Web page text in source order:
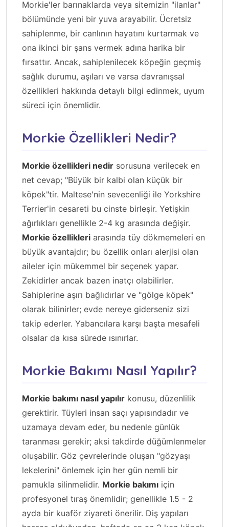
Morkie'ler barınaklarda veya sitemizin "ilanlar"
bölümünde yeni bir yuva arayabilir. Ücretsiz
sahiplenme, bir canlının hayatını kurtarmak ve
ona ikinci bir şans vermek adına harika bir
fırsattır. Ancak, sahiplenilecek köpeğin geçmiş
sağlık durumu, aşıları ve varsa davranışsal
özellikleri hakkında detaylı bilgi edinmek, uyum
süreci için önemlidir.
Morkie Özellikleri Nedir?
Morkie özellikleri nedir sorusuna verilecek en
net cevap; "Büyük bir kalbi olan küçük bir
köpek"tir. Maltese'nin sevecenliği ile Yorkshire
Terrier'in cesareti bu cinste birleşir. Yetişkin
ağırlıkları genellikle 2-4 kg arasında değişir.
Morkie özellikleri arasında tüy dökmemeleri en
büyük avantajdır; bu özellik onları alerjisi olan
aileler için mükemmel bir seçenek yapar.
Zekidirler ancak bazen inatçı olabilirler.
Sahiplerine aşırı bağlıdırlar ve "gölge köpek"
olarak bilinirler; evde nereye giderseniz sizi
takip ederler. Yabancılara karşı başta mesafeli
olsalar da kısa sürede ısınırlar.
Morkie Bakımı Nasıl Yapılır?
Morkie bakımı nasıl yapılır konusu, düzenlilik
gerektirir. Tüyleri insan saçı yapısındadır ve
uzamaya devam eder, bu nedenle günlük
taranması gerekir; aksi takdirde düğümlenmeler
oluşabilir. Göz çevrelerinde oluşan "gözyaşı
lekelerini" önlemek için her gün nemli bir
pamukla silinmelidir. Morkie bakımı için
profesyonel tıraş önemlidir; genellikle 1.5 - 2
ayda bir kuaför ziyareti önerilir. Diş yapıları